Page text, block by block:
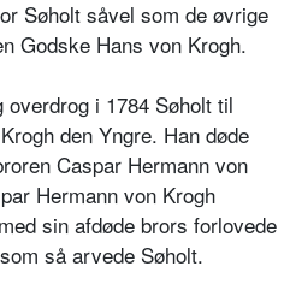
Søholt såvel som de øvrige
Godske Hans von Krogh.
overdrog i 1784 Søholt til
den Yngre. Han døde
Caspar Hermann von
Hermann von Krogh
sin afdøde brors forlovede
så arvede Søholt.